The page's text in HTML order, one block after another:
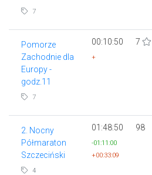
7
Pomorze
Zachodnie dla
Europy -
godz.11
7
00:10:50
+
7
2. Nocny
Półmaraton
Szczeciński
4
01:48:50
-01:11:00
+00:33:09
98